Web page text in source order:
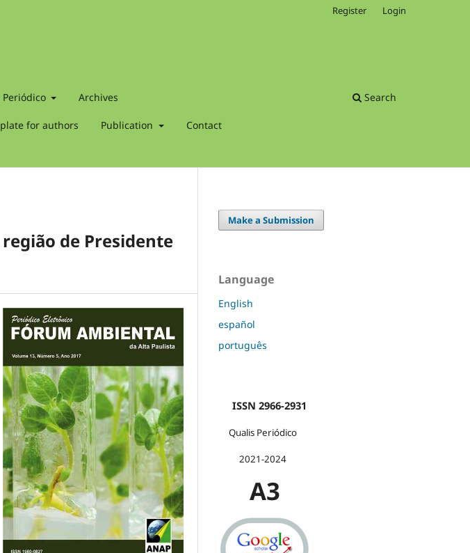
Periódico Archives
for authors Publication Contact
Search
Register Login
de Presidente
Make a Submission
Language
English
español
português
ISSN 2966-2931
Qualis Periódico
2021-2024
A3